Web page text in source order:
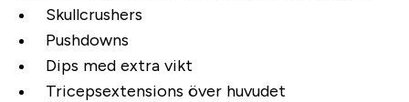
Skullcrushers
Pushdowns
Dips med extra vikt
Tricepsextensions över huvudet